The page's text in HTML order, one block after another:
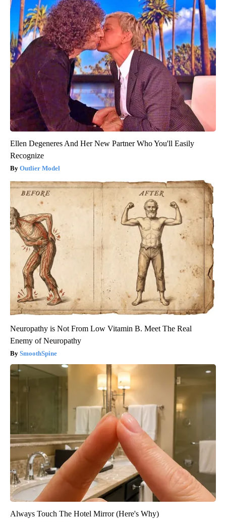
Ellen Degeneres And Her New Partner Who You'll Easily
Recognize
Outlier Model
Neuropathy is Not From Low Vitamin B. Meet The Real
Enemy of Neuropathy
SmoothSpine
Always Touch The Hotel Mirror (Here's Why)